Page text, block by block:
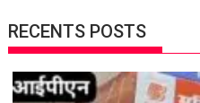
RECENTS POSTS